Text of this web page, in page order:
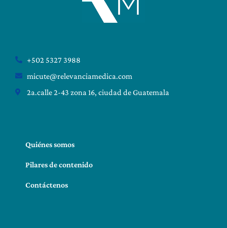
+502 5327 3988
micute@relevanciamedica.com
2a.calle 2-43 zona 16, ciudad de Guatemala
Quiénes somos
Pilares de contenido
Contáctenos